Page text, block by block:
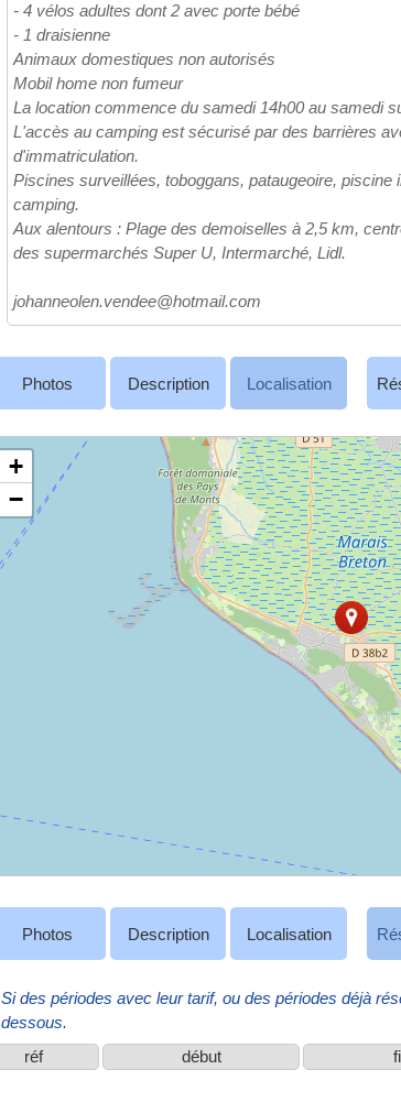
- 4 vélos adultes dont 2 avec porte bébé
- 1 draisienne
Animaux domestiques non autorisés
Mobil home non fumeur
La location commence du samedi 14h00 au samedi
L'accès au camping est sécurisé par des barrières
d'immatriculation.
Piscines surveillées, toboggans, pataugeoire, piscine
camping.
Aux alentours : Plage des demoiselles à 2,5 km,
des supermarchés Super U, Intermarché, Lidl.
johanneolen.vendee@hotmail.com
Photos Description Localisation
+
−
Photos Description Localisation
Si des périodes avec leur tarif, ou des périodes déjà
dessous.
réf
début